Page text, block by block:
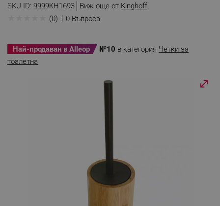
SKU ID: 9999KH1693 Виж още от Kinghoff
(0) 0 Въпроса
Най-продаван в Alleop №10 в категория Четки за
тоалетна